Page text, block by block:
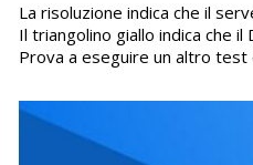
La risoluzione indica che il
Il triangolino giallo indica che
Prova a eseguire un altro test